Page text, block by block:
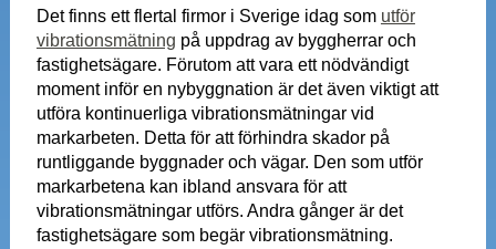
Det finns ett flertal firmor i Sverige idag som utför
vibrationsmätning på uppdrag av byggherrar och
fastighetsägare. Förutom att vara ett nödvändigt
moment inför en nybyggnation är det även viktigt att
utföra kontinuerliga vibrationsmätningar vid
markarbeten. Detta för att förhindra skador på
runtliggande byggnader och vägar. Den som utför
markarbetena kan ibland ansvara för att
vibrationsmätningar utförs. Andra gånger är det
fastighetsägare som begär vibrationsmätning.